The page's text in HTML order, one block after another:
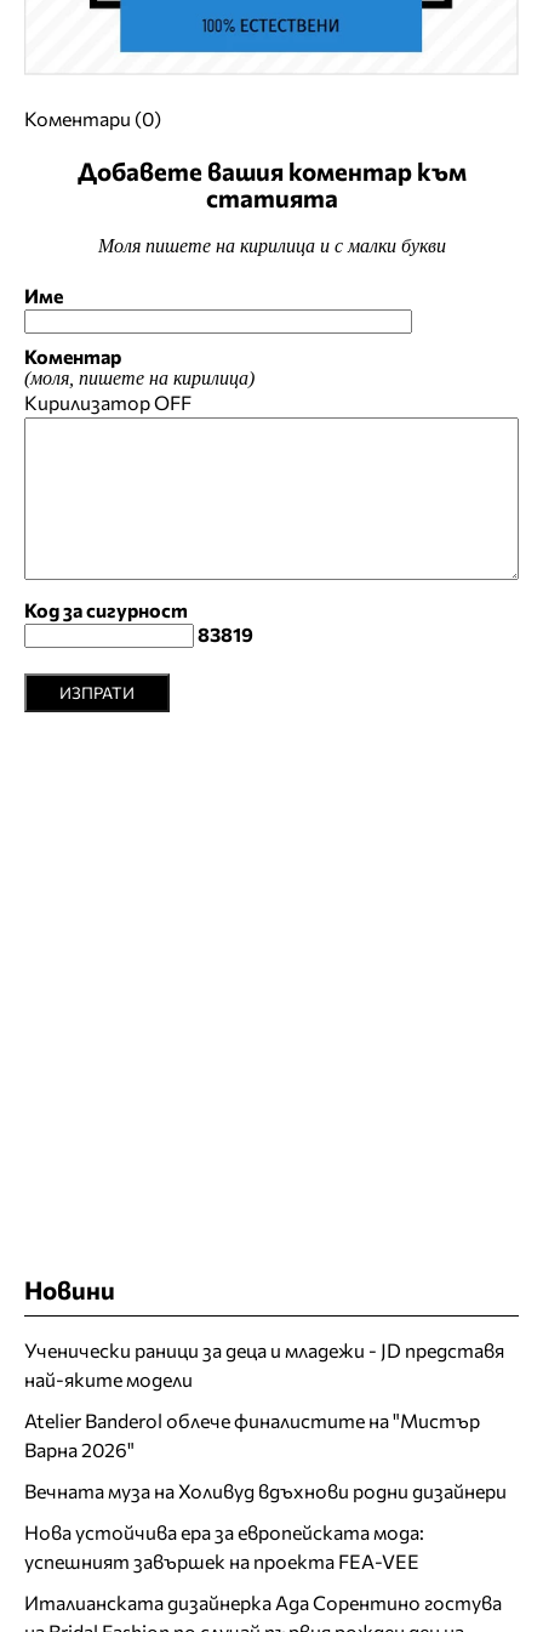
Коментари (0)
Добавете вашия коментар към
статията
Моля пишете на кирилица и с малки букви
Име
Коментар
(моля, пишете на кирилица)
КирилизаторOFF
Код за сигурност
83819
ИЗПРАТИ
Новини
Ученически раници за деца и младежи - JD представя
най-яките модели
Atelier Banderol облече финалистите на "Мистър
Варна 2026"
Вечната муза на Холивуд вдъхнови родни дизайнери
Нова устойчива ера за европейската мода:
успешният завършек на проекта FEA-VEE
Италианската дизайнерка Ада Сорентино гостува